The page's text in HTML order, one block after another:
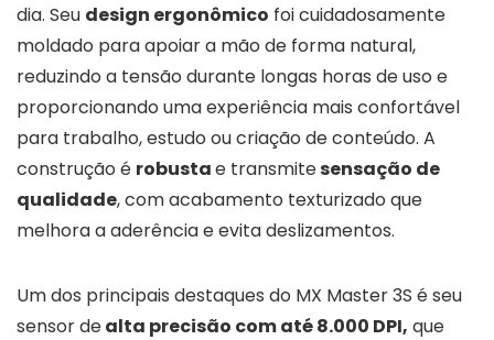
dia. Seu design ergonômico foi cuidadosamente
moldado para apoiar a mão de forma natural,
reduzindo a tensão durante longas horas de uso e
proporcionando uma experiência mais confortável
para trabalho, estudo ou criação de conteúdo. A
construção é robustae transmitesensação de
qualidade, com acabamento texturizado que
melhora a aderência e evita deslizamentos.
Um dos principais destaques do MX Master 3S é seu
sensor dealta precisão com até 8.000 DPI, que